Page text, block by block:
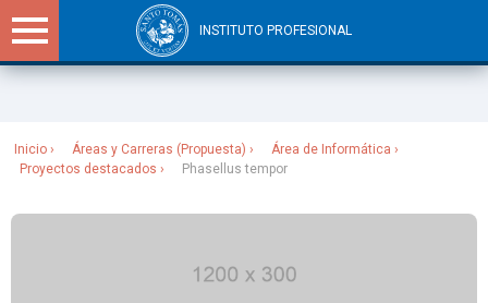
INSTITUTO PROFESIONAL
Inicio Áreas y Carreras (Propuesta)
Área de Informática
Proyectos destacados
Phasellus tempor